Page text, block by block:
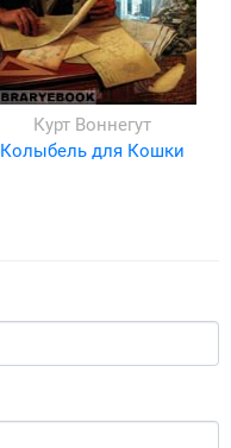
Курт Воннегут
Колыбель для Кошки